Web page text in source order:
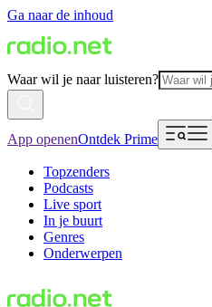
Ga naar de inhoud
Waar wil je naar luisteren?
App openenOntdek Prime
Topzenders
Podcasts
Live sport
In je buurt
Genres
Onderwerpen